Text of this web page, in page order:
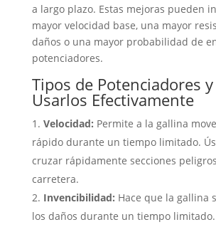
a largo plazo. Estas mejoras pueden
mayor velocidad base, una mayor
daños o una mayor probabilidad de
potenciadores.
Tipos de Potenciadores
Usarlos Efectivamente
Velocidad: Permite a la gallina
rápido durante un tiempo limitado.
cruzar rápidamente secciones
carretera.
Invencibilidad: Hace que la gallina
los daños durante un tiempo